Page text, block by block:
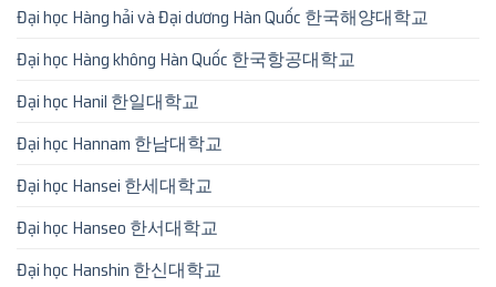
Đại học Hàng hải và Đại dương Hàn Quốc 한국해양대학교
Đại học Hàng không Hàn Quốc 한국항공대학교
Đại học Hanil 한일대학교
Đại học Hannam 한남대학교
Đại học Hansei 한세대학교
Đại học Hanseo 한서대학교
Đại học Hanshin 한신대학교